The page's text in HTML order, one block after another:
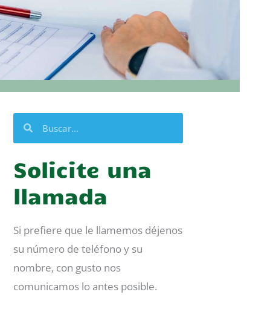
Buscar
Solicite una
llamada
Si prefiere que le llamemos déjenos
su número de teléfono y su
nombre, con gusto nos
comunicamos lo antes posible.